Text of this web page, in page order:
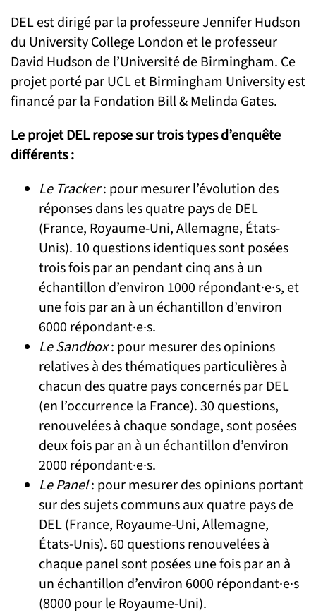
DEL est dirigé par la professeure Jennifer Hudson
du University College London et le professeur
David Hudson de l’Université de Birmingham. Ce
projet porté par UCL et Birmingham University est
financé par la Fondation Bill & Melinda Gates.
Le projet DEL repose sur trois types d’enquête
différents :
Le Tracker: pour mesurer l’évolution des
réponses dans les quatre pays de DEL
(France, Royaume-Uni, Allemagne, États-
Unis). 10 questions identiques sont posées
trois fois par an pendant cinq ans à un
échantillon d’environ 1000 répondant·e·s, et
une fois par an à un échantillon d’environ
6000 répondant·e·s.
Le Sandbox: pour mesurer des opinions
relatives à des thématiques particulières à
chacun des quatre pays concernés par DEL
(en l’occurrence la France). 30 questions,
renouvelées à chaque sondage, sont posées
deux fois par an à un échantillon d’environ
2000 répondant·e·s.
Le Panel: pour mesurer des opinions portant
sur des sujets communs aux quatre pays de
DEL (France, Royaume-Uni, Allemagne,
États-Unis). 60 questions renouvelées à
chaque panel sont posées une fois par an à
un échantillon d’environ 6000 répondant·e·s
(8000 pour le Royaume-Uni).